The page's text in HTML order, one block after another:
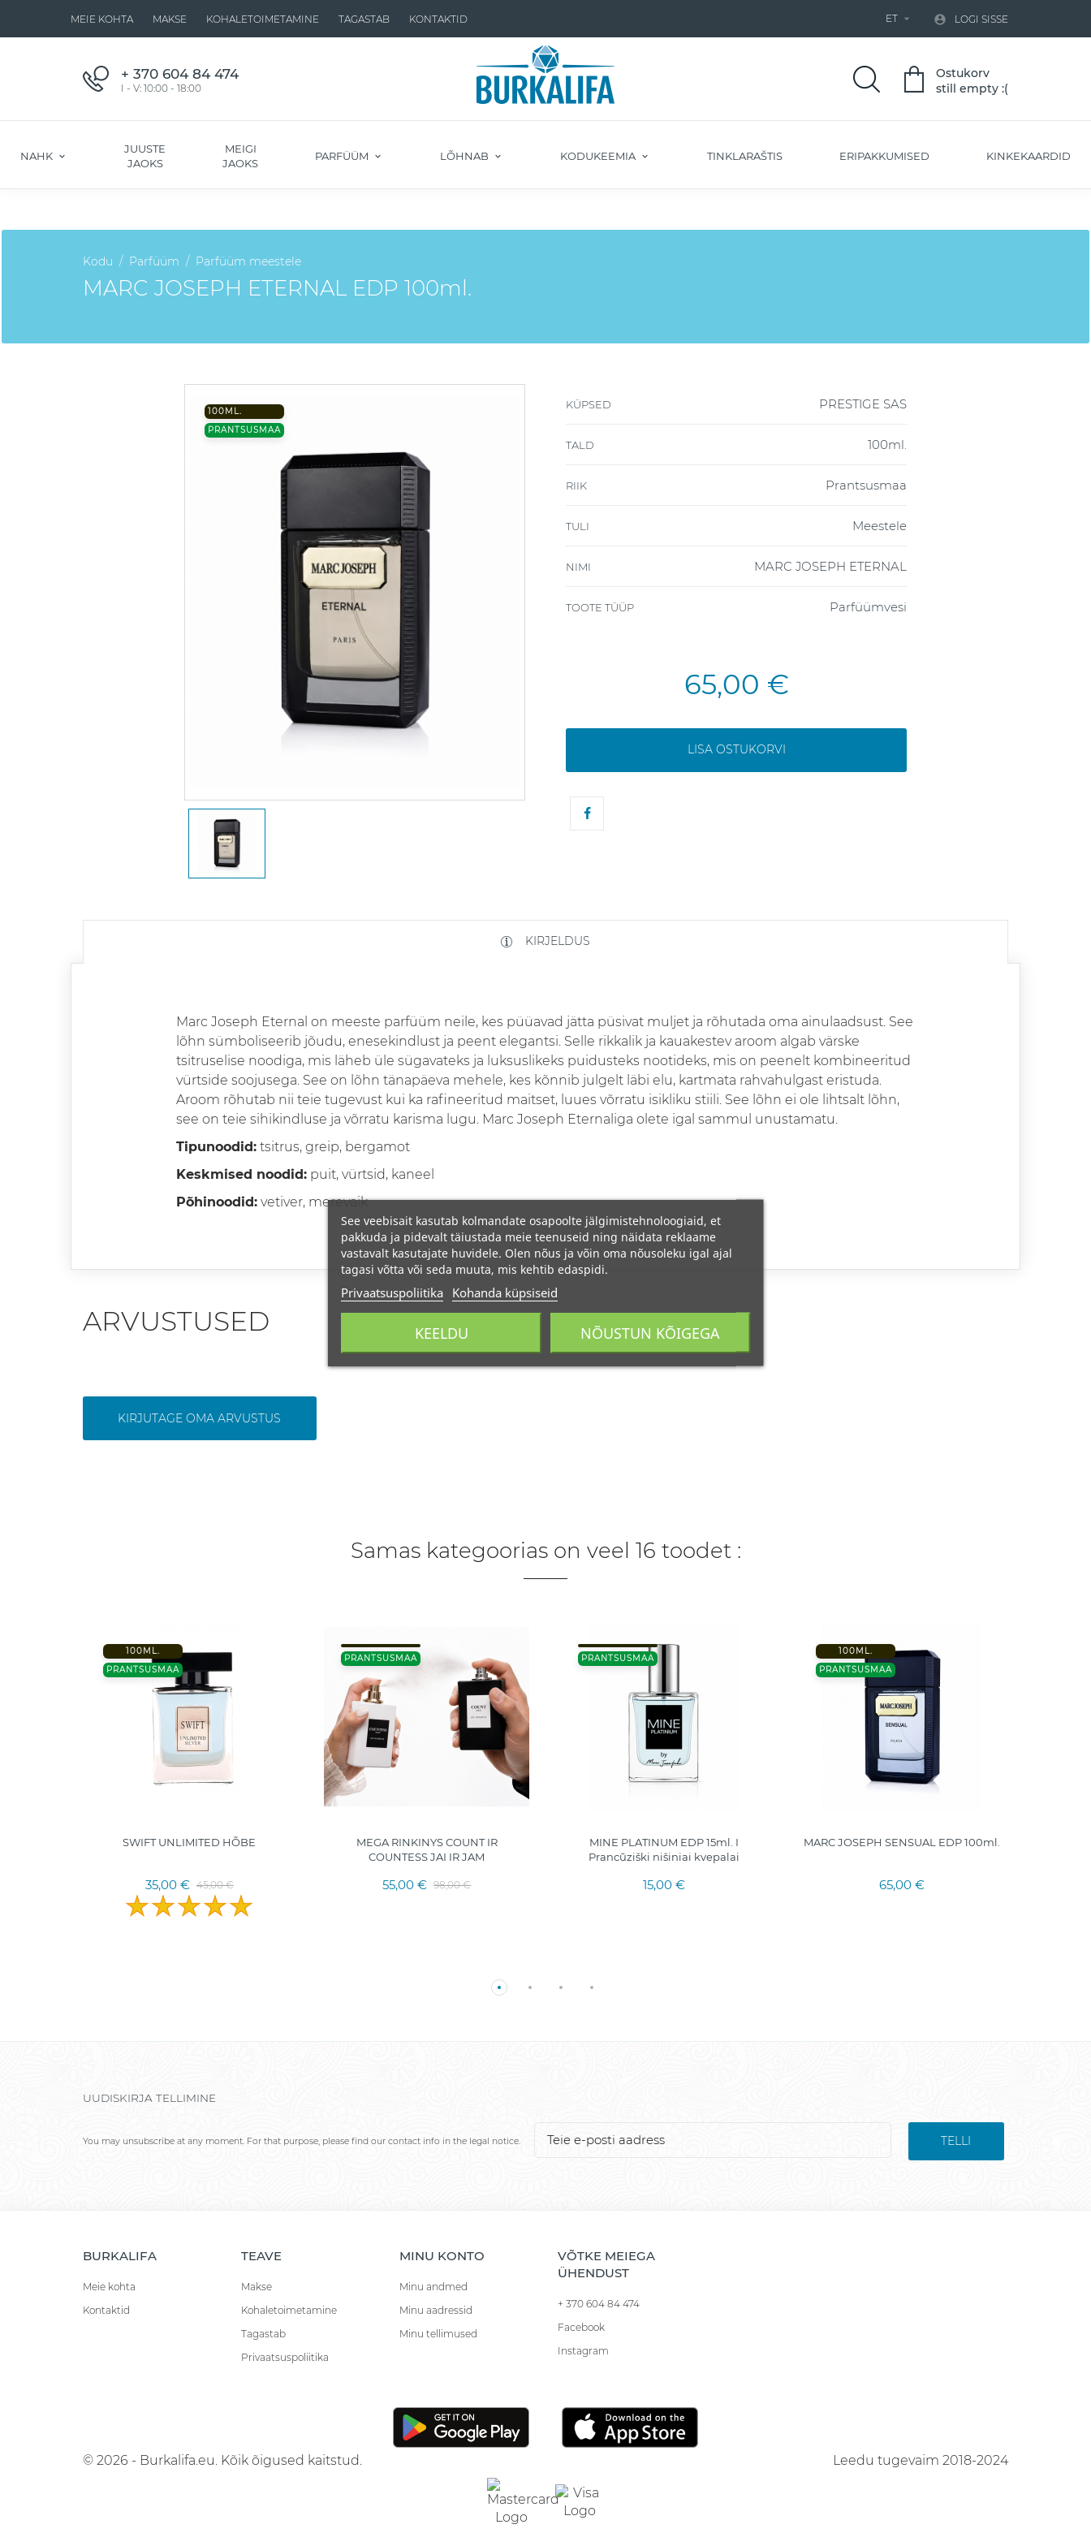
MEIE KOHTA MAKSE KOHALETOIMETAMINE TAGASTAB KONTAKTID ET   LOGI SISSE
+ 370 604 84 474
I - V: 10:00 - 18:00
Ostukorv
still empty :(
NAHK
JUUSTE
JAOKS
MEIGI
JAOKS
PARFÜÜM LÕHNAB KODUKEEMIA TINKLARAŠTIS ERIPAKKUMISED KINKEKAARDID
Kodu Parfüüm Parfüüm meestele
MARC JOSEPH ETERNAL EDP 100ml.
100ML.
PRANTSUSMAA
KÜPSED PRESTIGE SAS
TALD 100ml.
RIIK Prantsusmaa
TULI Meestele
NIMI MARC JOSEPH ETERNAL
TOOTE TÜÜP Parfüümvesi
65,00 €
LISA OSTUKORVI
KIRJELDUS
Marc Joseph Eternal on meeste parfüüm neile, kes püüavad jätta püsivat muljet ja rõhutada oma ainulaadsust. See
lõhn sümboliseerib jõudu, enesekindlust ja peent elegantsi. Selle rikkalik ja kauakestev aroom algab värske
tsitruselise noodiga, mis läheb üle sügavateks ja luksuslikeks puidusteks nootideks, mis on peenelt kombineeritud
vürtside soojusega. See on lõhn tänapäeva mehele, kes kõnnib julgelt läbi elu, kartmata rahvahulgast eristuda.
Aroom rõhutab nii teie tugevust kui ka rafineeritud maitset, luues võrratu isikliku stiili. See lõhn ei ole lihtsalt lõhn,
see on teie sihikindluse ja võrratu karisma lugu. Marc Joseph Eternaliga olete igal sammul unustamatu.
Tipunoodid: tsitrus, greip, bergamot
Keskmised noodid: puit, vürtsid, kaneel
Põhinoodid: vetiver, merevaik
ARVUSTUSED
KIRJUTAGE OMA ARVUSTUS
Samas kategoorias on veel 16 toodet :
100ML.
PRANTSUSMAA
SWIFT UNLIMITED HÕBE
35,00 € 45,00 €
PRANTSUSMAA
MEGA RINKINYS COUNT IR
COUNTESS JAI IR JAM
55,00 € 98,00 €
PRANTSUSMAA
MINE PLATINUM EDP 15ml. I
Prancūziški nišiniai kvepalai
15,00 €
100ML.
PRANTSUSMAA
MARC JOSEPH SENSUAL EDP 100ml.
65,00 €
UUDISKIRJA TELLIMINE
You may unsubscribe at any moment. For that purpose, please find our contact info in the legal notice. TELLI
BURKALIFA
Meie kohta
Kontaktid
TEAVE
Makse
Kohaletoimetamine
Tagastab
Privaatsuspoliitika
MINU KONTO
Minu andmed
Minu aadressid
Minu tellimused
VÕTKE MEIEGA
ÜHENDUST
+ 370 604 84 474
Facebook
Instagram
© 2026 - Burkalifa.eu. Kõik õigused kaitstud. Leedu tugevaim 2018-2024
See veebisait kasutab kolmandate osapoolte jälgimistehnoloogiaid, et
pakkuda ja pidevalt täiustada meie teenuseid ning näidata reklaame
vastavalt kasutajate huvidele. Olen nõus ja võin oma nõusoleku igal ajal
tagasi võtta või seda muuta, mis kehtib edaspidi.
Privaatsuspoliitika Kohanda küpsiseid
KEELDU NÕUSTUN KÕIGEGA